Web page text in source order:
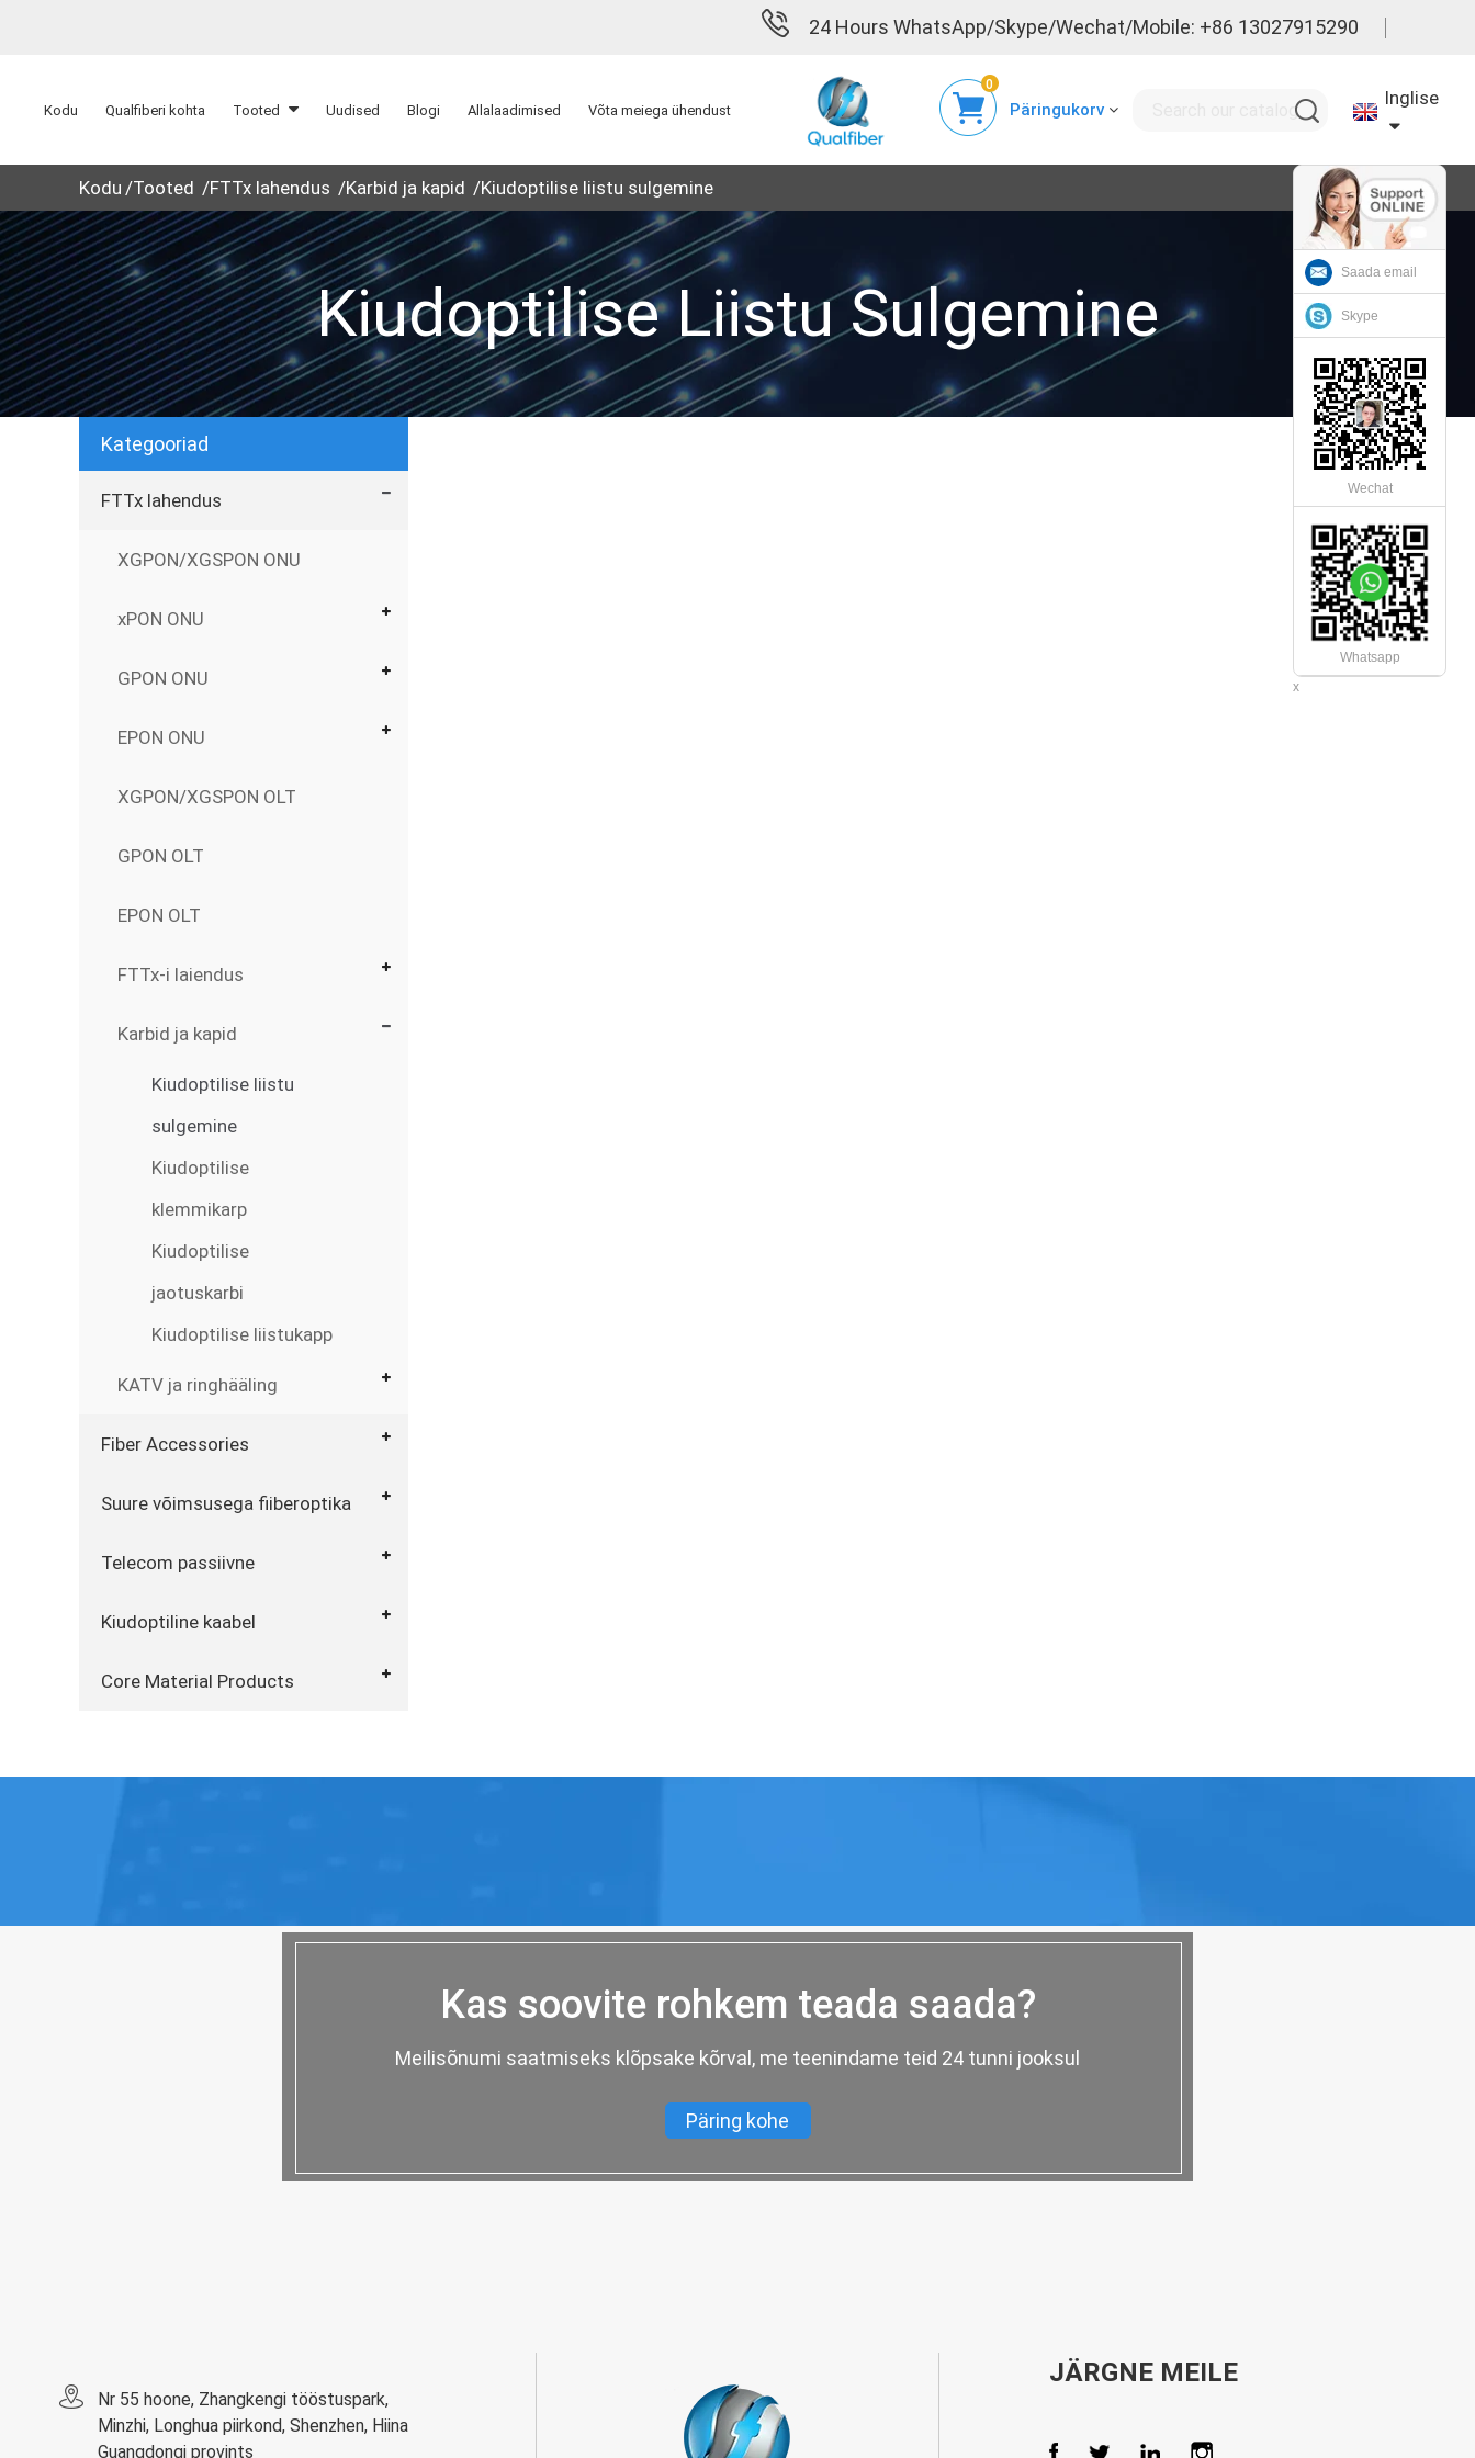
24 Hours WhatsApp/Skype/Wechat/Mobile: +86 13027915290
Kodu Qualfiberi kohta Tooted Uudised Blogi Allalaadimised Võta meiega ühendust Päringukorv
0
Inglise
Kodu Tooted FTTx lahendus Karbid ja kapid Kiudoptilise liistu sulgemine
Kiudoptilise Liistu Sulgemine
Kategooriad
FTTx lahendus
XGPON/XGSPON ONU
xPON ONU
GPON ONU
EPON ONU
XGPON/XGSPON OLT
GPON OLT
EPON OLT
FTTx-i laiendus
Karbid ja kapid
Kiudoptilise liistu
sulgemine
Kiudoptilise
klemmikarp
Kiudoptilise
jaotuskarbi
Kiudoptilise liistukapp
KATV ja ringhääling
Fiber Accessories
Suure võimsusega fiiberoptika
Telecom passiivne
Kiudoptiline kaabel
Core Material Products
Kas soovite rohkem teada saada?
Meilisõnumi saatmiseks klõpsake kõrval, me teenindame teid 24 tunni jooksul
Päring kohe
Nr 55 hoone, Zhangkengi tööstuspark,
Minzhi, Longhua piirkond, Shenzhen, Hiina
Guangdongi provints
JÄRGNE MEILE
Saada email
Skype
Wechat
Whatsapp
x